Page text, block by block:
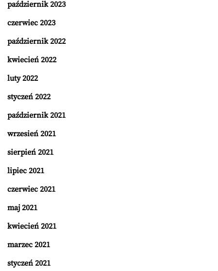
październik 2023
czerwiec 2023
październik 2022
kwiecień 2022
luty 2022
styczeń 2022
październik 2021
wrzesień 2021
sierpień 2021
lipiec 2021
czerwiec 2021
maj 2021
kwiecień 2021
marzec 2021
styczeń 2021